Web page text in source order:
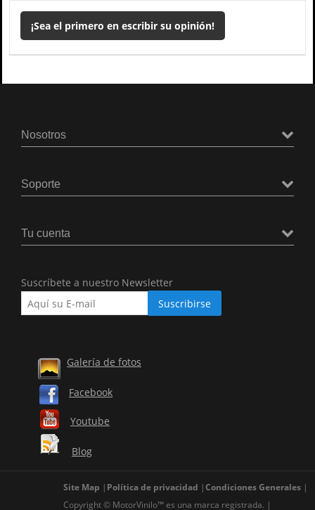
¡Sea el primero en escribir su opinión!
Nosotros
Soporte
Tu cuenta
Suscríbete a nuestro Newsletter
Galería de fotos
Facebook
Youtube
Blog
Site Map Política de privacidad
Condiciones Generales
Copyright © MotorVinilo™ es una marca registrada.